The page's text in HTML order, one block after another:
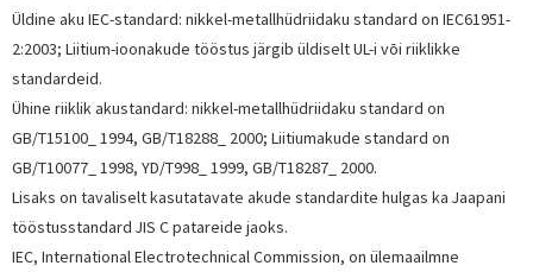
Üldine aku IEC-standard: nikkel-metallhüdriidaku standard on IEC61951-
2:2003; Liitium-ioonakude tööstus järgib üldiselt UL-i või riiklikke
standardeid.
Ühine riiklik akustandard: nikkel-metallhüdriidaku standard on
GB/T15100_ 1994, GB/T18288_ 2000; Liitiumakude standard on
GB/T10077_ 1998, YD/T998_ 1999, GB/T18287_ 2000.
Lisaks on tavaliselt kasutatavate akude standardite hulgas ka Jaapani
tööstusstandard JIS C patareide jaoks.
IEC, International Electrotechnical Commission, on ülemaailmne